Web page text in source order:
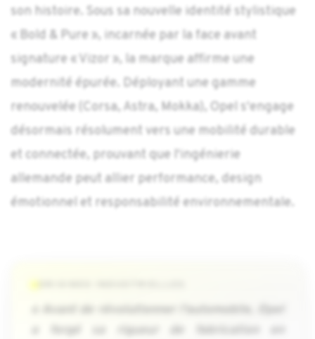
son histoire. Sous sa nouvelle identité stylistique
« Bold & Pure », incarnée par la face avant
signature « Vizor », la marque affirme une
modernité épurée. Déployant une gamme
renouvelée (Corsa, Astra, Mokka), Opel s'engage
désormais résolument vers une mobilité durable
et connectée, prouvant que l'ingénierie
allemande peut allier performance, design
émotionnel et responsabilité environnementale.
a forgé sa rigueur de fabrication en